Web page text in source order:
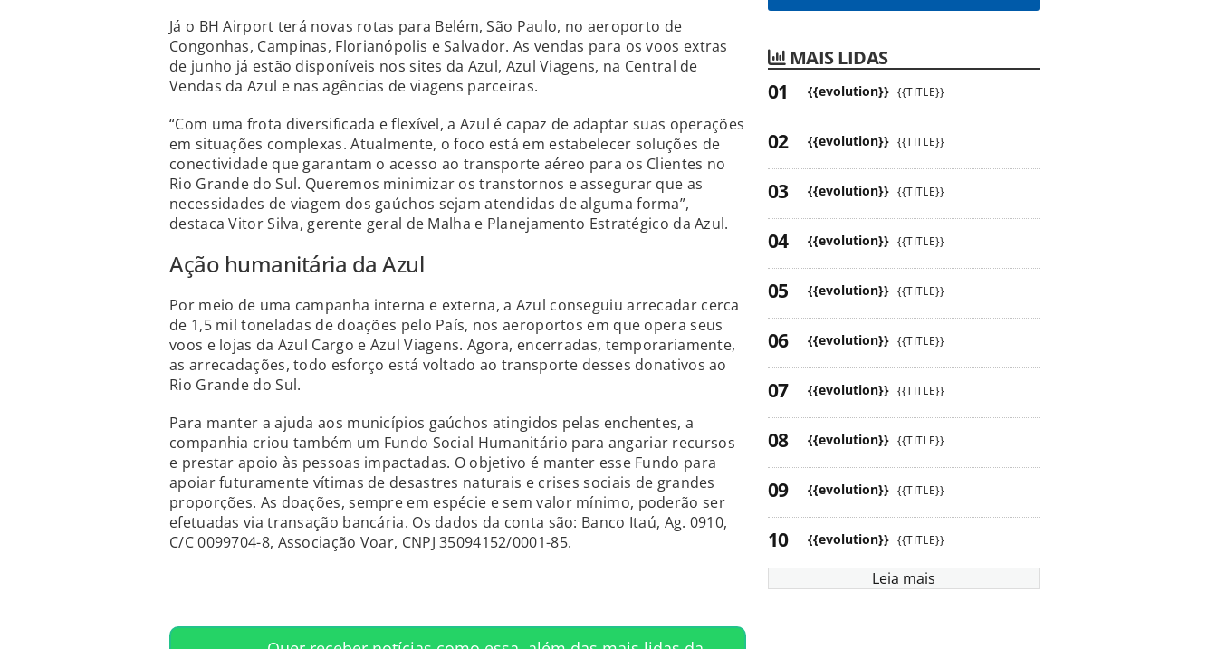
Já o BH Airport terá novas rotas para Belém, São Paulo, no aeroporto de
Congonhas, Campinas, Florianópolis e Salvador. As vendas para os voos extras
de junho já estão disponíveis nos sites da Azul, Azul Viagens, na Central de
Vendas da Azul e nas agências de viagens parceiras.
“Com uma frota diversificada e flexível, a Azul é capaz de adaptar suas operações
em situações complexas. Atualmente, o foco está em estabelecer soluções de
conectividade que garantam o acesso ao transporte aéreo para os Clientes no
Rio Grande do Sul. Queremos minimizar os transtornos e assegurar que as
necessidades de viagem dos gaúchos sejam atendidas de alguma forma”,
destaca Vitor Silva, gerente geral de Malha e Planejamento Estratégico da Azul.
Ação humanitária da Azul
Por meio de uma campanha interna e externa, a Azul conseguiu arrecadar cerca
de 1,5 mil toneladas de doações pelo País, nos aeroportos em que opera seus
voos e lojas da Azul Cargo e Azul Viagens. Agora, encerradas, temporariamente,
as arrecadações, todo esforço está voltado ao transporte desses donativos ao
Rio Grande do Sul.
Para manter a ajuda aos municípios gaúchos atingidos pelas enchentes, a
companhia criou também um Fundo Social Humanitário para angariar recursos
e prestar apoio às pessoas impactadas. O objetivo é manter esse Fundo para
apoiar futuramente vítimas de desastres naturais e crises sociais de grandes
proporções. As doações, sempre em espécie e sem valor mínimo, poderão ser
efetuadas via transação bancária. Os dados da conta são: Banco Itaú, Ag. 0910,
C/C 0099704-8, Associação Voar, CNPJ 35094152/0001-85.
MAIS LIDAS
{{evolution}} {{TITLE}}
{{evolution}} {{TITLE}}
{{evolution}} {{TITLE}}
{{evolution}} {{TITLE}}
{{evolution}} {{TITLE}}
{{evolution}} {{TITLE}}
{{evolution}} {{TITLE}}
{{evolution}} {{TITLE}}
{{evolution}} {{TITLE}}
{{evolution}} {{TITLE}}
Leia mais